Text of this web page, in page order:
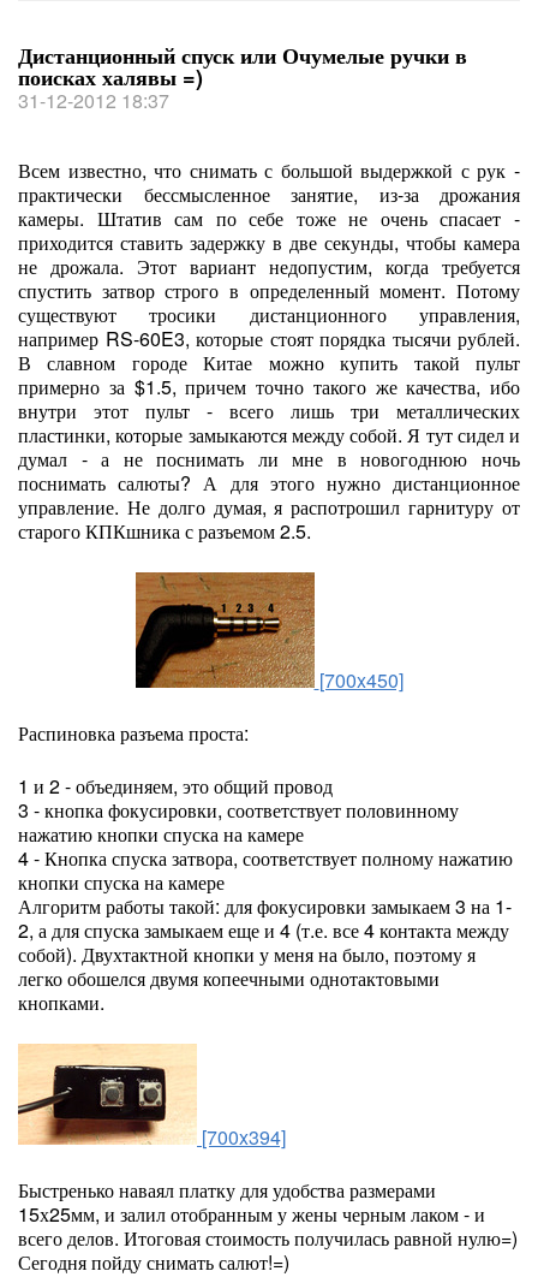
Дистанционный спуск или Очумелые ручки в
поисках халявы =)
31-12-2012 18:37
Всем известно, что снимать с большой выдержкой с рук -
практически бессмысленное занятие, из-за дрожания
камеры. Штатив сам по себе тоже не очень спасает -
приходится ставить задержку в две секунды, чтобы камера
не дрожала. Этот вариант недопустим, когда требуется
спустить затвор строго в определенный момент. Потому
существуют тросики дистанционного управления,
например RS-60E3, которые стоят порядка тысячи рублей.
В славном городе Китае можно купить такой пульт
примерно за $1.5, причем точно такого же качества, ибо
внутри этот пульт - всего лишь три металлических
пластинки, которые замыкаются между собой. Я тут сидел и
думал - а не поснимать ли мне в новогоднюю ночь
поснимать салюты? А для этого нужно дистанционное
управление. Не долго думая, я распотрошил гарнитуру от
старого КПКшника с разъемом 2.5.
[700x450]
Распиновка разъема проста:
1 и 2 - объединяем, это общий провод
3 - кнопка фокусировки, соответствует половинному
нажатию кнопки спуска на камере
4 - Кнопка спуска затвора, соответствует полному нажатию
кнопки спуска на камере
Алгоритм работы такой: для фокусировки замыкаем 3 на 1-
2, а для спуска замыкаем еще и 4 (т.е. все 4 контакта между
собой). Двухтактной кнопки у меня на было, поэтому я
легко обошелся двумя копеечными однотактовыми
кнопками.
[700x394]
Быстренько наваял платку для удобства размерами
15х25мм, и залил отобранным у жены черным лаком - и
всего делов. Итоговая стоимость получилась равной нулю=)
Сегодня пойду снимать салют!=)